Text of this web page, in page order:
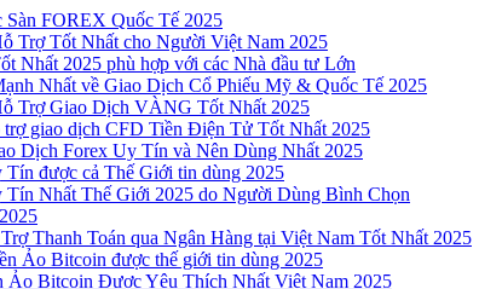
Sàn FOREX Quốc Tế 2025
Trợ Tốt Nhất cho Người Việt Nam 2025
Nhất 2025 phù hợp với các Nhà đầu tư Lớn
Nhất về Giao Dịch Cổ Phiếu Mỹ & Quốc Tế 2025
Trợ Giao Dịch VÀNG Tốt Nhất 2025
trợ giao dịch CFD Tiền Điện Tử Tốt Nhất 2025
Dịch Forex Uy Tín và Nên Dùng Nhất 2025
Tín được cả Thế Giới tin dùng 2025
Tín Nhất Thế Giới 2025 do Người Dùng Bình Chọn
Thanh Toán qua Ngân Hàng tại Việt Nam Tốt Nhất 2025
Ảo Bitcoin được thế giới tin dùng 2025
Ảo Bitcoin Được Yêu Thích Nhất Việt Nam 2025